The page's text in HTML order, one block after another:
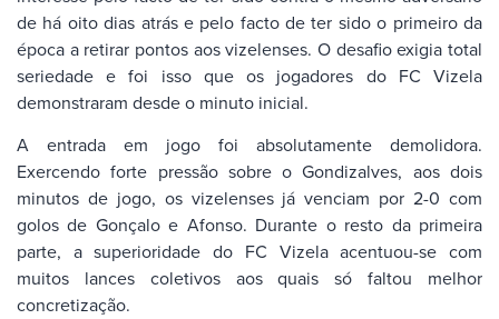
de há oito dias atrás e pelo facto de ter sido o primeiro da
época a retirar pontos aos vizelenses. O desafio exigia total
seriedade e foi isso que os jogadores do FC Vizela
demonstraram desde o minuto inicial.
A entrada em jogo foi absolutamente demolidora.
Exercendo forte pressão sobre o Gondizalves, aos dois
minutos de jogo, os vizelenses já venciam por 2-0 com
golos de Gonçalo e Afonso. Durante o resto da primeira
parte, a superioridade do FC Vizela acentuou-se com
muitos lances coletivos aos quais só faltou melhor
concretização.